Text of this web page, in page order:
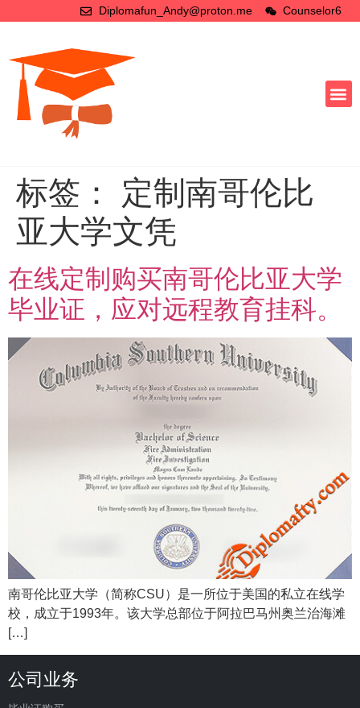
Diplomafun_Andy@proton.me Counselor6
标签： 定制南哥伦比
亚大学文凭
在线定制购买南哥伦比亚大学
毕业证，应对远程教育挂科。
南哥伦比亚大学（简称CSU）是一所位于美国的私立在线学
校，成立于1993年。该大学总部位于阿拉巴马州奥兰治海滩
[…]
公司业务